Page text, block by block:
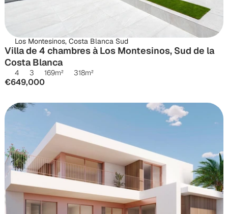
Los Montesinos, Costa Blanca Sud
Villa de 4 chambres à Los Montesinos, Sud de la
Costa Blanca
4 3 169m² 318m²
€649,000